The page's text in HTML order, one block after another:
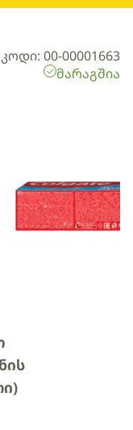
კოდი: 00-00001663
მარაგშია